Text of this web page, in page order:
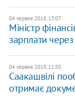
04 червня 2018, 13:07
Міністр
зарплати
04 червня 2018, 11:50
Саакашвілі
отримає